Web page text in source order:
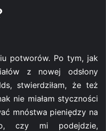
potworów. Po tym, jak
z nowej odsłony
stwierdziłam, że też
nie miałam styczności
mnóstwa pieniędzy na
czy mi podejdzie,